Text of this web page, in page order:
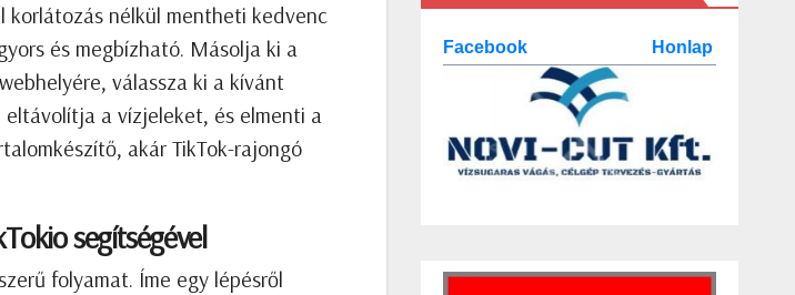
korlátozás nélkül mentheti kedvenc
és megbízható. Másolja ki a
válassza ki a kívánt
a vízjeleket, és elmenti a
akár TikTok-rajongó
segítségével
folyamat. Íme egy lépésről
Facebook Honlap